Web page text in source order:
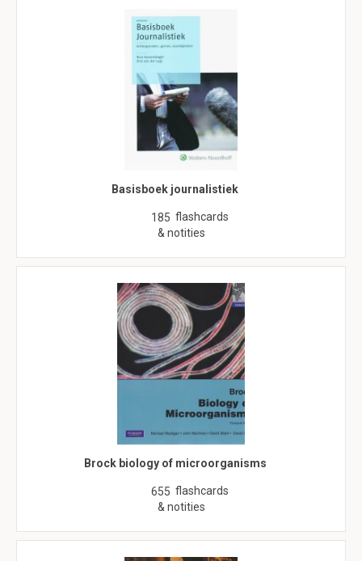
Basisboek journalistiek
185 flashcards
& notities
Brock biology of microorganisms
655 flashcards
& notities